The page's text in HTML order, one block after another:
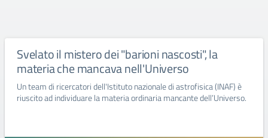
Svelato il mistero dei "barioni nascosti", la
materia che mancava nell'Universo
Un team di ricercatori dell'Istituto nazionale di astrofisica (INAF) è
riuscito ad individuare la materia ordinaria mancante dell’Universo.